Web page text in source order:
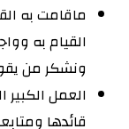
ماقامت به
القيام به
ونشكر من
العمل
قائدها